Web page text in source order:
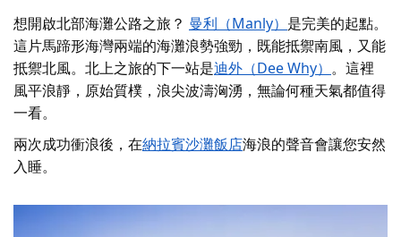
想開啟北部海灘公路之旅？ 曼利（Manly） 是完美的起點。
這片馬蹄形海灣兩端的海灘浪勢強勁，既能抵禦南風，又能
抵禦北風。北上之旅的下一站是迪外（Dee Why） 。這裡
風平浪靜，原始質樸，浪尖波濤洶湧，無論何種天氣都值得
一看。
兩次成功衝浪後，在納拉賓沙灘飯店海浪的聲音會讓您安然
入睡。